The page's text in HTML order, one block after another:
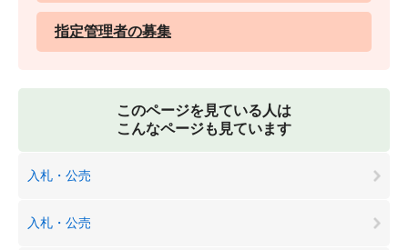
指定管理者の募集
このページを見ている人は
こんなページも見ています
入札・公売
入札・公売